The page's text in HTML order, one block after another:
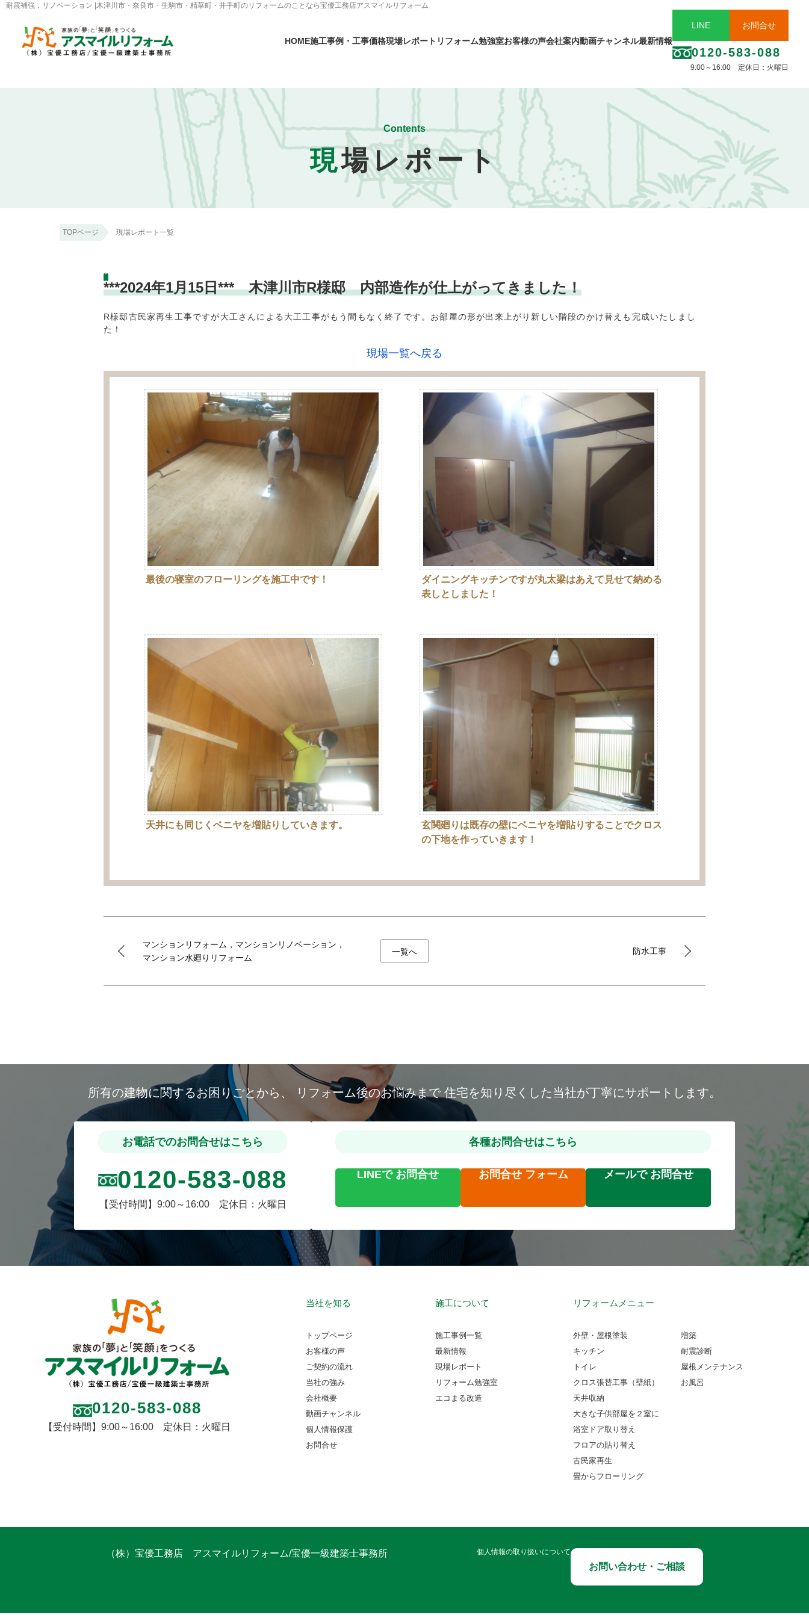
耐震補強，リノベーション |木津川市・奈良市・生駒市・精華町・井手町のリフォームのことなら宝優工務店アスマイルリフォーム
HOME施工事例・工事価格現場レポート リフォーム勉強室お客様の声会社案内動画チャンネル最新情報
LINE お問合せ
0120-583-088
9:00～16:00 定休日：火曜日
Contents
現場レポート
TOPページ 現場レポート一覧
***2024年1月15日*** 木津川市R様邸 内部造作が仕上がってきました！
R様邸古民家再生工事ですが大工さんによる大工工事がもう間もなく終了です。お部屋の形が出来上がり新しい階段のかけ替えも完成いたしまし
た！
現場一覧へ戻る
最後の寝室のフローリングを施工中です！
ダイニングキッチンですが丸太梁はあえて見せて納める
表しとしました！
天井にも同じくベニヤを増貼りしていきます。
玄関廻りは既存の壁にベニヤを増貼りすることでクロス
の下地を作っていきます！
マンションリフォーム，マンションリノベーション，
マンション水廻りリフォーム
一覧へ 防水工事
所有の建物に関するお困りごとから、 リフォーム後のお悩みまで 住宅を知り尽くした当社が丁寧にサポートします。
お電話でのお問合せはこちら
0120-583-088
【受付時間】9:00～16:00 定休日：火曜日
各種お問合せはこちら
LINEで お問合せ お問合せ フォーム メールで お問合せ
0120-583-088
【受付時間】9:00～16:00 定休日：火曜日
当社を知る
トップページ
お客様の声
ご契約の流れ
当社の強み
会社概要
動画チャンネル
個人情報保護
お問合せ
施工について
施工事例一覧
最新情報
現場レポート
リフォーム勉強室
エコまる改造
リフォームメニュー
外壁・屋根塗装
キッチン
トイレ
クロス張替工事（壁紙）
天井収納
大きな子供部屋を２室に
浴室ドア取り替え
フロアの貼り替え
古民家再生
畳からフローリング
増築
耐震診断
屋根メンテナンス
お風呂
（株）宝優工務店 アスマイルリフォーム/宝優一級建築士事務所 個人情報の取り扱いについて
お問い合わせ・ご相談